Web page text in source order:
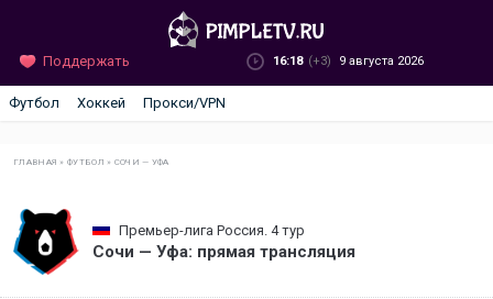
Поддержать 16:18 (+3) 9 августа 2026
Футбол Хоккей Прокси/VPN
ГЛАВНАЯ »ФУТБОЛ » СОЧИ — УФА
Премьер-лига Россия. 4 тур
Сочи — Уфа: прямая трансляция